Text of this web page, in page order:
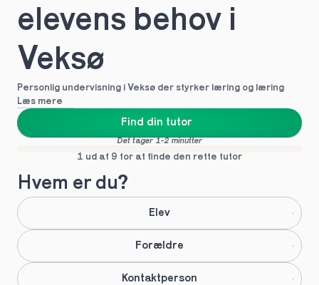
elevens behov i
Veksø
Personlig undervisning i Veksø der styrker læring og læring
Læs mere
Find din tutor
Det tager 1-2 minutter
1 ud af 9 for at finde den rette tutor
Hvem er du?
Elev
Forældre
Kontaktperson